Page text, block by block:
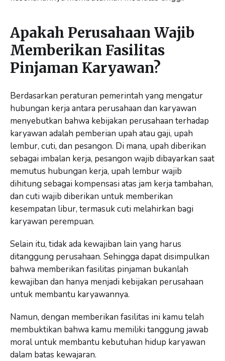
Apakah Perusahaan Wajib
Memberikan Fasilitas
Pinjaman Karyawan?
Berdasarkan peraturan pemerintah yang mengatur
hubungan kerja antara perusahaan dan karyawan
menyebutkan bahwa kebijakan perusahaan terhadap
karyawan adalah pemberian upah atau gaji, upah
lembur, cuti, dan pesangon. Di mana, upah diberikan
sebagai imbalan kerja, pesangon wajib dibayarkan saat
memutus hubungan kerja, upah lembur wajib
dihitung sebagai kompensasi atas jam kerja tambahan,
dan cuti wajib diberikan untuk memberikan
kesempatan libur, termasuk cuti melahirkan bagi
karyawan perempuan.
Selain itu, tidak ada kewajiban lain yang harus
ditanggung perusahaan. Sehingga dapat disimpulkan
bahwa memberikan fasilitas pinjaman bukanlah
kewajiban dan hanya menjadi kebijakan perusahaan
untuk membantu karyawannya.
Namun, dengan memberikan fasilitas ini kamu telah
membuktikan bahwa kamu memiliki tanggung jawab
moral untuk membantu kebutuhan hidup karyawan
dalam batas kewajaran.